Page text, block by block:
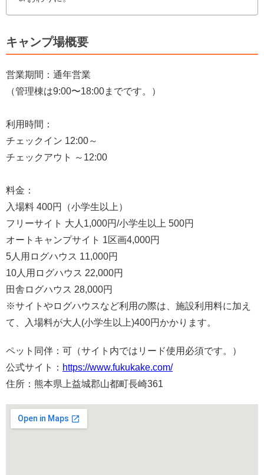
キャンプ場概要
営業期間：通年営業
（管理棟は9:00〜18:00までです。）
利用時間：
チェックイン 12:00～
チェックアウト ～12:00
料金：
入場料 400円（小学生以上）
フリーサイト 大人1,000円/小学生以上 500円
オートキャンプサイト 1区画4,000円
5人用ログハウス 11,000円
10人用ログハウス 22,000円
田舎ログハウス 28,000円
※サイトやログハウスなど利用の際は、施設利用料に加え
て、入場料が大人(小学生以上)400円かかります。
ペット同伴：可（サイト内ではリード使用必須です。）
公式サイト： https://www.fukukake.com/
住所：熊本県上益城郡山都町長崎361